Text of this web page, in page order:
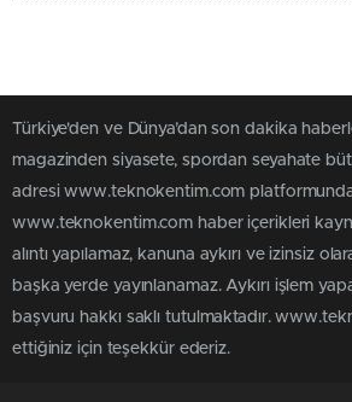
Türkiye'den ve Dünya’dan son dakika
magazinden siyasete, spordan seyahate
adresi www.teknokentim.com
www.teknokentim.com haber içerikleri
alıntı yapılamaz, kanuna aykırı ve izinsiz
başka yerde yayınlanamaz. Aykırı işlem
başvuru hakkı saklı tutulmaktadır.
ettiğiniz için teşekkür ederiz.